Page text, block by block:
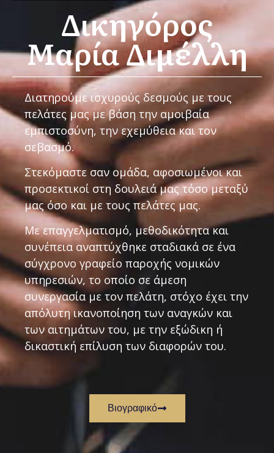
Δικηγόρος
Μαρία Διμέλλη
Διατηρούμε ισχυρούς δεσμούς με τους
πελάτες μας με βάση την αμοιβαία
εμπιστοσύνη, την εχεμύθεια και τον
σεβασμό.
Στεκόμαστε σαν ομάδα, αφοσιωμένοι και
προσεκτικοί στη δουλειά μας τόσο μεταξύ
μας όσο και με τους πελάτες μας.
Με επαγγελματισμό, μεθοδικότητα και
συνέπεια αναπτύχθηκε σταδιακά σε ένα
σύγχρονο γραφείο παροχής νομικών
υπηρεσιών, το οποίο σε άμεση
συνεργασία με τον πελάτη, στόχο έχει την
απόλυτη ικανοποίηση των αναγκών και
των αιτημάτων του, με την εξώδικη ή
δικαστική επίλυση των διαφορών του.
Βιογραφικό